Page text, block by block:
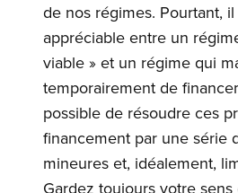
de nos régimes. Pourtant,
appréciable entre un
viable » et un régime qui
temporairement de
possible de résoudre ces
financement par une série
mineures et, idéalement,
Gardez toujours votre